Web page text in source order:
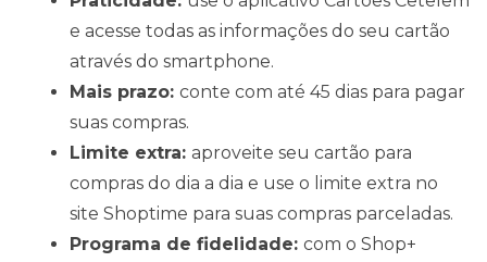
e acesse todas as informações do seu cartão
através do smartphone.
Mais prazo: conte com até 45 dias para pagar
suas compras.
Limite extra: aproveite seu cartão para
compras do dia a dia e use o limite extra no
site Shoptime para suas compras parceladas.
Programa de fidelidade: com o Shop+